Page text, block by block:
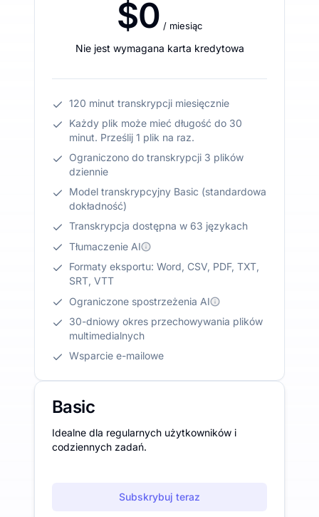
$0 / miesiąc
Nie jest wymagana karta kredytowa
120 minut transkrypcji miesięcznie
Każdy plik może mieć długość do 30
minut. Prześlij 1 plik na raz.
Ograniczono do transkrypcji 3 plików
dziennie
Model transkrypcyjny Basic (standardowa
dokładność)
Transkrypcja dostępna w 63 językach
Tłumaczenie AI
Formaty eksportu: Word, CSV, PDF, TXT,
SRT, VTT
Ograniczone spostrzeżenia AI
30-dniowy okres przechowywania plików
multimedialnych
Wsparcie e-mailowe
Basic
Idealne dla regularnych użytkowników i
codziennych zadań.
Subskrybuj teraz